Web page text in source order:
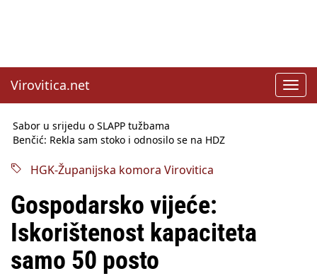
Virovitica.net
Sabor u srijedu o SLAPP tužbama
Benčić: Rekla sam stoko i odnosilo se na HDZ
godine
Sindikati traže zaštitu plaća od inflacije, Ćorić pregovore
najavio za jesen
Državni tajnik Rukavina: Hrvatska ima 3,6 milijuna birača
HŽ Infrastruktura: Nesreće na željezničkim prijelazima
prepolovljene
Državni inspektorat opozvao Barebells pločicu - soft protein
bar Coco Choco
HGK-Županijska komora Virovitica
Gospodarsko vijeće:
Iskorištenost kapaciteta
samo 50 posto